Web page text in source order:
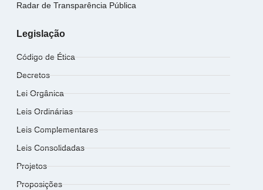
Radar de Transparência Pública
Legislação
Código de Ética
Decretos
Lei Orgânica
Leis Ordinárias
Leis Complementares
Leis Consolidadas
Projetos
Proposições